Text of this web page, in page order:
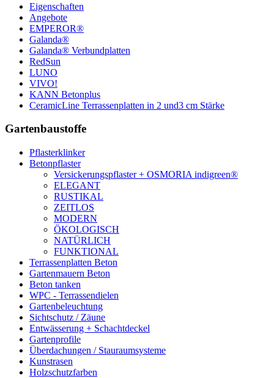
Eigenschaften
Angebote
EMPEROR®
Galanda®
Galanda® Verbundplatten
RedSun
LUNO
VIVO!
KANN Betonplus
CeramicLine Terrassenplatten in 2 und3 cm Stärke
Gartenbaustoffe
Pflasterklinker
Betonpflaster
Versickerungspflaster + OSMORIA indigreen®
ELEGANT
RUSTIKAL
ZEITLOS
MODERN
ÖKOLOGISCH
NATÜRLICH
FUNKTIONAL
Terrassenplatten Beton
Gartenmauern Beton
Beton tanken
WPC - Terrassendielen
Gartenbeleuchtung
Sichtschutz / Zäune
Entwässerung + Schachtdeckel
Gartenprofile
Überdachungen / Stauraumsysteme
Kunstrasen
Holzschutzfarben